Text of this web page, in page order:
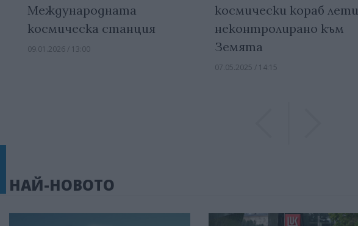
Международната
космическа станция
09.01.2026 / 13:00
космически кораб лети
неконтролирано към
Земята
07.05.2025 / 14:15
НАЙ-НОВОТО